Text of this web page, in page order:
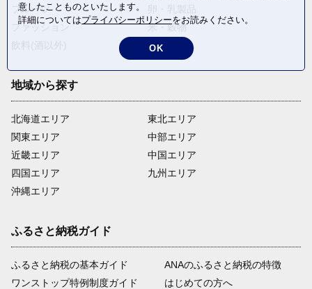
フルーツ
ファッション
米・穀物
返礼品なし
地域から探す
北海道エリア
関東エリア
近畿エリア
四国エリア
沖縄エリア
東北エリア
中部エリア
中国エリア
九州エリア
ふるさと納税ガイド
ふるさと納税の基本ガイド
ワンストップ特例制度ガイド
ANAのふるさと納税の特徴
はじめての方へ
意したことものといたします。
詳細についてはプライバシーポリシーをお読みください。
OK